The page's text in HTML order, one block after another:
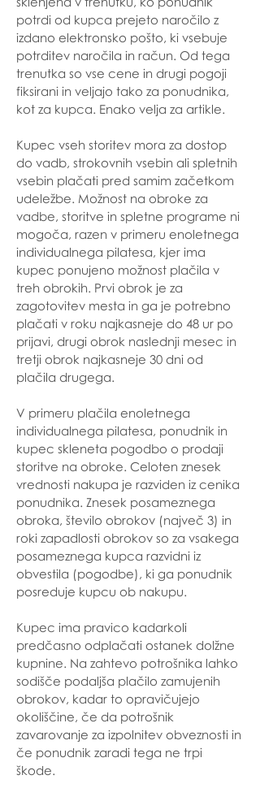
potrdi od kupca prejeto naročilo z
izdano elektronsko pošto, ki vsebuje
potrditev naročila in račun. Od tega
trenutka so vse cene in drugi pogoji
fiksirani in veljajo tako za ponudnika,
kot za kupca. Enako velja za artikle.
Kupec vseh storitev mora za dostop
do vadb, strokovnih vsebin ali spletnih
vsebin plačati pred samim začetkom
udeležbe. Možnost na obroke za
vadbe, storitve in spletne programe ni
mogoča, razen v primeru enoletnega
individualnega pilatesa, kjer ima
kupec ponujeno možnost plačila v
treh obrokih. Prvi obrok je za
zagotovitev mesta in ga je potrebno
plačati v roku najkasneje do 48 ur po
prijavi, drugi obrok naslednji mesec in
tretji obrok najkasneje 30 dni od
plačila drugega.
V primeru plačila enoletnega
individualnega pilatesa, ponudnik in
kupec skleneta pogodbo o prodaji
storitve na obroke. Celoten znesek
vrednosti nakupa je razviden iz cenika
ponudnika. Znesek posameznega
obroka, število obrokov (največ 3) in
roki zapadlosti obrokov so za vsakega
posameznega kupca razvidni iz
obvestila (pogodbe), ki ga ponudnik
posreduje kupcu ob nakupu.
Kupec ima pravico kadarkoli
predčasno odplačati ostanek dolžne
kupnine. Na zahtevo potrošnika lahko
sodišče podaljša plačilo zamujenih
obrokov, kadar to opravičujejo
okoliščine, če da potrošnik
zavarovanje za izpolnitev obveznosti in
če ponudnik zaradi tega ne trpi
škode.